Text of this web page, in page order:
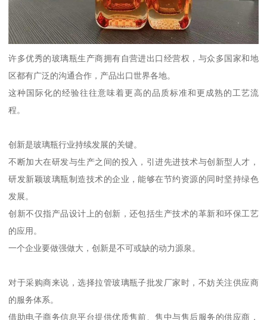
许多优秀的玻璃瓶生产商拥有自营进出口经营权，与众多国家和地
区都有广泛的沟通合作，产品出口世界各地。
这种国际化的经验往往意味着更高的品质标准和更成熟的工艺流
程。
创新是玻璃瓶行业持续发展的关键。
不断加大在研发与生产之间的投入，引进先进技术与创新型人才，
研发新颖玻璃瓶制造技术的企业，能够在节约资源的同时坚持绿色
发展。
创新不仅指产品设计上的创新，还包括生产技术的革新和环保工艺
的应用。
一个企业要做强做大，创新是不可或缺的动力源泉。
对于采购商来说，选择拉管玻璃瓶子批发厂家时，不妨关注供应商
的服务体系。
借助电子商务信息平台提供优质售前、售中与售后服务的供应商，